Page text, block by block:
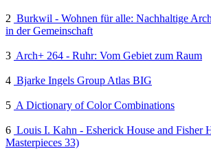
2 Burkwil - Wohnen für alle: Nachhaltige
in der Gemeinschaft
3 Arch+ 264 - Ruhr: Vom Gebiet zum Raum
4 Bjarke Ingels Group Atlas BIG
5 A Dictionary of Color Combinations
6 Louis I. Kahn - Esherick House and Fisher
Masterpieces 33)